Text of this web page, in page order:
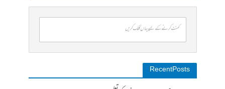
کمنٹ کرنے کے لیے یہاں کلک کریں
Recent Posts